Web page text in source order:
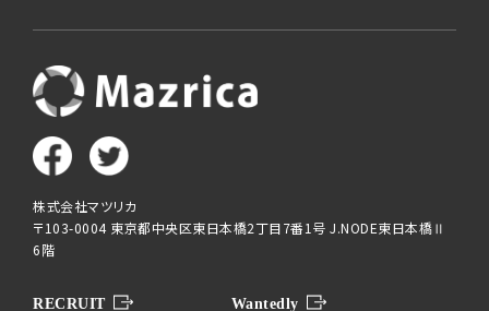
株式会社マツリカ
〒103-0004 東京都中央区東日本橋2丁目7番1号 J.NODE東日本橋Ⅱ
6階
RECRUIT Wantedly